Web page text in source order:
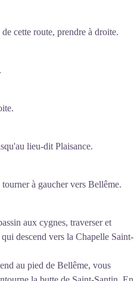
cette route, prendre à droite.
lieu-dit Plaisance.
à gaucher vers Bellême.
aux cygnes, traverser et
descend vers la Chapelle Saint-
au pied de Bellême, vous